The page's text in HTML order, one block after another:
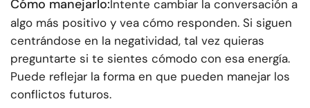
Cómo manejarlo:Intente cambiar la conversación a
algo más positivo y vea cómo responden. Si siguen
centrándose en la negatividad, tal vez quieras
preguntarte si te sientes cómodo con esa energía.
Puede reflejar la forma en que pueden manejar los
conflictos futuros.